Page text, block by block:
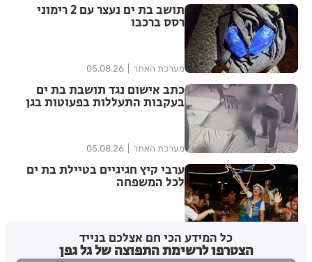
תושב בת ים נעצר עם 2 רימוני
רסס ברכבו
מערכת האתר 05.08.26
כתב אישום נגד תושבת בת ים
בעקבות התעללות בפעוטות בגן
מערכת האתר 05.08.26
ערבי קיץ חגיגיים בטיילת בת ים
לכל המשפחה
כל המידע הכי חם אצלכם בנייד
הצטרפו לרשימת התפוצה של גל גפן